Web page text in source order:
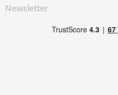
Newsletter